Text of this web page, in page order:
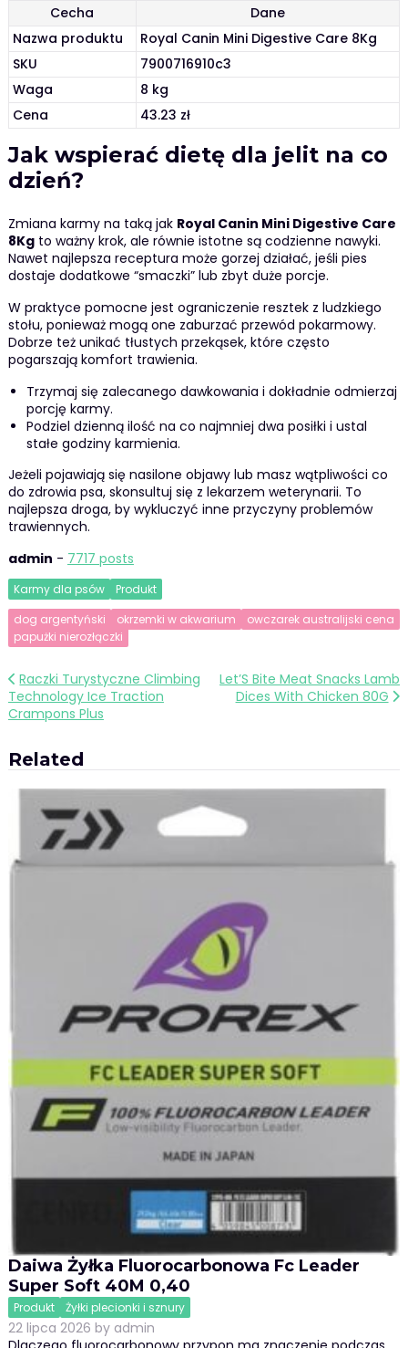
Cecha
Dane
Nazwa produktu
Royal Canin Mini Digestive Care 8Kg
SKU
7900716910c3
Waga
8 kg
Cena
43.23 zł
Jak wspierać dietę dla jelit na co
dzień?
Zmiana karmy na taką jak Royal Canin Mini Digestive Care
8Kgto ważny krok, ale równie istotne są codzienne nawyki.
Nawet najlepsza receptura może gorzej działać, jeśli pies
dostaje dodatkowe “smaczki” lub zbyt duże porcje.
W praktyce pomocne jest ograniczenie resztek z ludzkiego
stołu, ponieważ mogą one zaburzać przewód pokarmowy.
Dobrze też unikać tłustych przekąsek, które często
pogarszają komfort trawienia.
Trzymaj się zalecanego dawkowania i dokładnie odmierzaj
porcję karmy.
Podziel dzienną ilość na co najmniej dwa posiłki i ustal
stałe godziny karmienia.
Jeżeli pojawiają się nasilone objawy lub masz wątpliwości co
do zdrowia psa, skonsultuj się z lekarzem weterynarii. To
najlepsza droga, by wykluczyć inne przyczyny problemów
trawiennych.
admin - 7717 posts
Karmy dla psów
Produkt
dog argentyński
okrzemki w akwarium
owczarek australijski cena
papużki nierozłączki
Nawigacja
wpisu
Raczki Turystyczne Climbing
Technology Ice Traction
Crampons Plus
Let’S Bite Meat Snacks Lamb
Dices With Chicken 80G
Related
Daiwa Żyłka Fluorocarbonowa Fc Leader
Super Soft 40M 0,40
Produkt Żyłki plecionki i sznury
22 lipca 2026 by admin